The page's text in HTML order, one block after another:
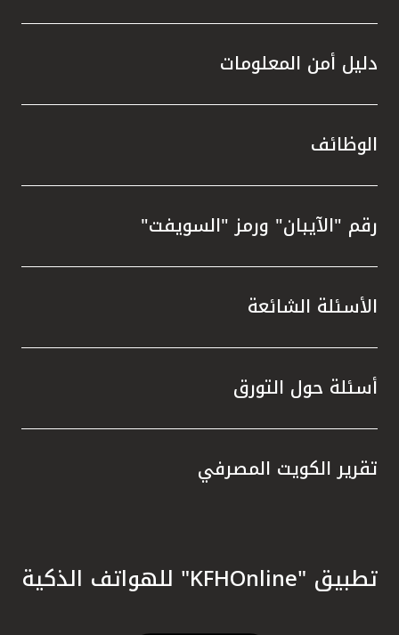
دليل أمن المعلومات
الوظائف
رقم "الآيبان" ورمز "السويفت"
الأسئلة الشائعة
أسئلة حول التورق
تقرير الكويت المصرفي
تطبيق "KFHOnline" للهواتف الذكية